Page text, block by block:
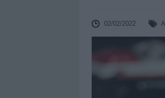
02/02/2022